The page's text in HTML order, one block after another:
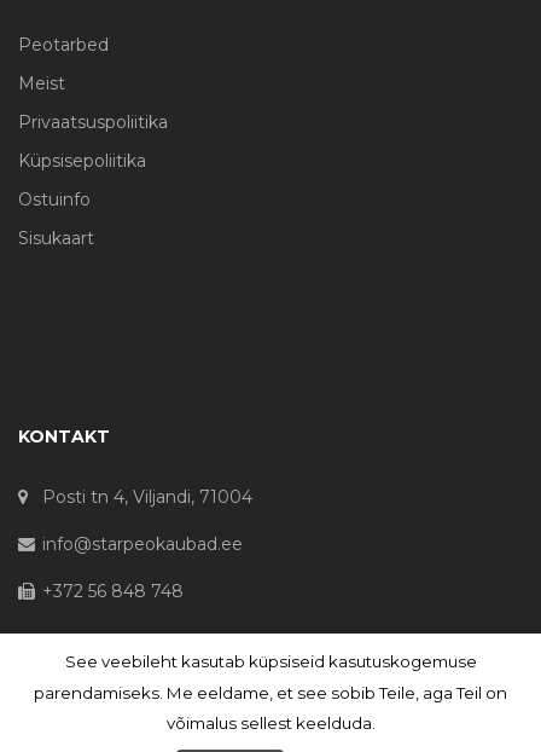
Peotarbed
Meist
Privaatsuspoliitika
Küpsisepoliitika
Ostuinfo
Sisukaart
KONTAKT
Posti tn 4, Viljandi, 71004
info@starpeokaubad.ee
+372 56 848 748
© Haljaste OÜ 2020 - Registrikood 10645867
See veebileht kasutab küpsiseid kasutuskogemuse
parendamiseks. Me eeldame, et see sobib Teile, aga Teil on
võimalus sellest keelduda.